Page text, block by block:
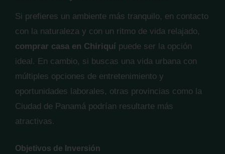
Si prefieres un ambiente más tranquilo, en contacto
con la naturaleza y con un ritmo de vida relajado,
comprar casa en Chiriquí puede ser la opción
ideal. En cambio, si buscas una vida urbana con
múltiples opciones de entretenimiento y
oportunidades laborales, otras provincias como la
Ciudad de Panamá podrían resultarte más
atractivas.
Objetivos de Inversión